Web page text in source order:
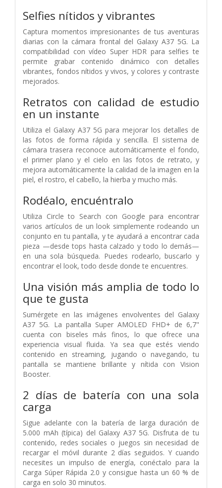
Selfies nítidos y vibrantes
Captura momentos impresionantes de tus aventuras
diarias con la cámara frontal del Galaxy A37 5G. La
compatibilidad con vídeo Super HDR para selfies te
permite grabar contenido dinámico con detalles
vibrantes, fondos nítidos y vivos, y colores y contraste
mejorados.
Retratos con calidad de estudio
en un instante
Utiliza el Galaxy A37 5G para mejorar los detalles de
las fotos de forma rápida y sencilla. El sistema de
cámara trasera reconoce automáticamente el fondo,
el primer plano y el cielo en las fotos de retrato, y
mejora automáticamente la calidad de la imagen en la
piel, el rostro, el cabello, la hierba y mucho más.
Rodéalo, encuéntralo
Utiliza Circle to Search con Google para encontrar
varios artículos de un look simplemente rodeando un
conjunto en tu pantalla, y te ayudará a encontrar cada
pieza —desde tops hasta calzado y todo lo demás—
en una sola búsqueda. Puedes rodearlo, buscarlo y
encontrar el look, todo desde donde te encuentres.
Una visión más amplia de todo lo
que te gusta
Sumérgete en las imágenes envolventes del Galaxy
A37 5G. La pantalla Super AMOLED FHD+ de 6,7"
cuenta con biseles más finos, lo que ofrece una
experiencia visual fluida. Ya sea que estés viendo
contenido en streaming, jugando o navegando, tu
pantalla se mantiene brillante y nítida con Vision
Booster.
2 días de batería con una sola
carga
Sigue adelante con la batería de larga duración de
5.000 mAh (típica) del Galaxy A37 5G. Disfruta de tu
contenido, redes sociales o juegos sin necesidad de
recargar el móvil durante 2 días seguidos. Y cuando
necesites un impulso de energía, conéctalo para la
Carga Súper Rápida 2.0 y consigue hasta un 60 % de
carga en solo 30 minutos.